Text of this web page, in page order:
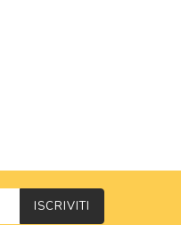
ISCRIVITI